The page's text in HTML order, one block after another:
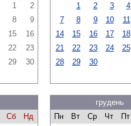
1
2
8
9
15
16
22
23
29
30
1
2 3 4
7
8 9 10 11
14
15 16 17 18
21
22 23 24 25
28
29 30
Сб
Нд
грудень
Пн
Вт Ср Чт Пт